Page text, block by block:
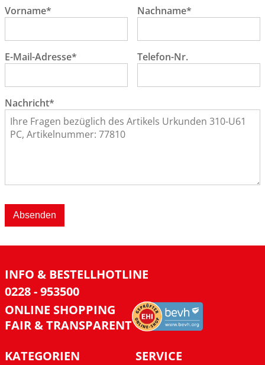
Vorname* Nachname*
E-Mail-Adresse* Telefon-Nr.
Nachricht*
Absenden
INFO & BESTELLHOTLINE
0228 - 953500
ONLINE SHOPPING
FAIR & TRANSPARENT
KATEGORIEN
SERVICE